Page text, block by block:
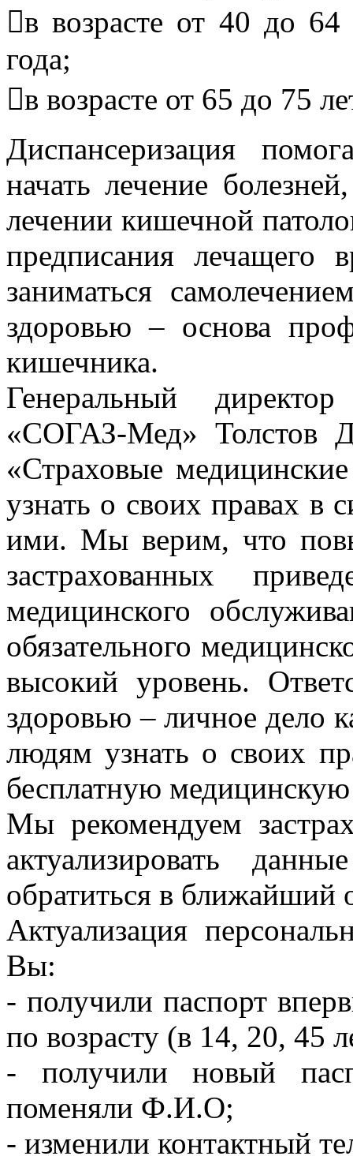
в возрасте от 40 до
года;
в возрасте от 65 до 75
Диспансеризация
начать лечение
лечении кишечной
предписания
заниматься
здоровью – основа
кишечника.
Генеральный
«СОГАЗ-Мед» Толстов
«Страховые
узнать о своих правах в
ими. Мы верим, что
застрахованных
медицинского
обязательного
высокий уровень.
здоровью – личное дело
людям узнать о своих
бесплатную
Мы рекомендуем
актуализировать
обратиться в
Актуализация
Вы:
- получили паспорт
по возрасту (в 14, 20, 45
- получили новый
поменяли Ф.И.О;
- изменили контактный